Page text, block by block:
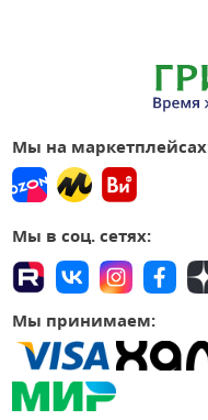
Мы на
Мы в соц. сетях:
Мы принимаем: